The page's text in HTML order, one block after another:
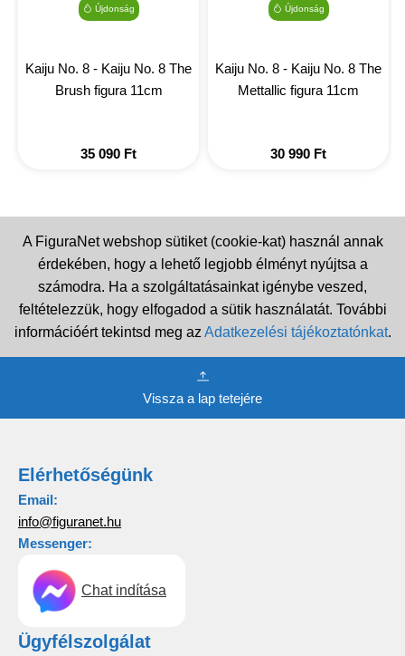
Újdonság
Kaiju No. 8 - Kaiju No. 8 The
Brush figura 11cm
35 090 Ft
Újdonság
Kaiju No. 8 - Kaiju No. 8 The
Mettallic figura 11cm
30 990 Ft
A FiguraNet webshop sütiket (cookie-kat) használ annak
érdekében, hogy a lehető legjobb élményt nyújtsa a
számodra. Ha a szolgáltatásainkat igénybe veszed,
feltételezzük, hogy elfogadod a sütik használatát. További
információért tekintsd meg az Adatkezelési tájékoztatónkat.
Vissza a lap tetejére
Elérhetőségünk
Email:
info@figuranet.hu
Messenger:
Chat indítása
Ügyfélszolgálat